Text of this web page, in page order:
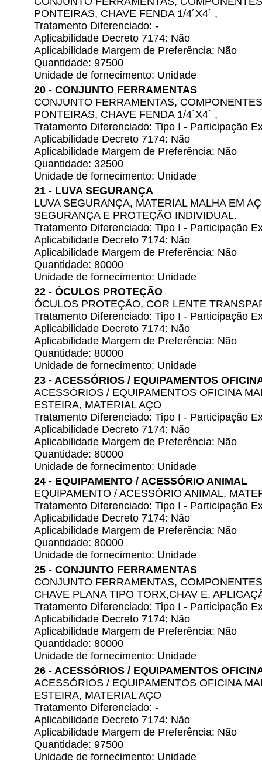
PONTEIRAS, CHAVE FENDA 1/4´X4´ ,
Tratamento Diferenciado: -
Aplicabilidade Decreto 7174: Não
Aplicabilidade Margem de Preferência: Não
Quantidade: 97500
Unidade de fornecimento: Unidade
20 - CONJUNTO FERRAMENTAS
CONJUNTO FERRAMENTAS,
PONTEIRAS, CHAVE FENDA 1/4´X4´ ,
Tratamento Diferenciado: Tipo I - Participação
Aplicabilidade Decreto 7174: Não
Aplicabilidade Margem de Preferência: Não
Quantidade: 32500
Unidade de fornecimento: Unidade
21 - LUVA SEGURANÇA
LUVA SEGURANÇA, MATERIAL MALHA EM
SEGURANÇA E PROTEÇÃO INDIVIDUAL.
Tratamento Diferenciado: Tipo I - Participação
Aplicabilidade Decreto 7174: Não
Aplicabilidade Margem de Preferência: Não
Quantidade: 80000
Unidade de fornecimento: Unidade
22 - ÓCULOS PROTEÇÃO
ÓCULOS PROTEÇÃO, COR LENTE
Tratamento Diferenciado: Tipo I - Participação
Aplicabilidade Decreto 7174: Não
Aplicabilidade Margem de Preferência: Não
Quantidade: 80000
Unidade de fornecimento: Unidade
23 - ACESSÓRIOS / EQUIPAMENTOS
ACESSÓRIOS / EQUIPAMENTOS OFICINA
ESTEIRA, MATERIAL AÇO
Tratamento Diferenciado: Tipo I - Participação
Aplicabilidade Decreto 7174: Não
Aplicabilidade Margem de Preferência: Não
Quantidade: 80000
Unidade de fornecimento: Unidade
24 - EQUIPAMENTO / ACESSÓRIO ANIMAL
EQUIPAMENTO / ACESSÓRIO ANIMAL,
Tratamento Diferenciado: Tipo I - Participação
Aplicabilidade Decreto 7174: Não
Aplicabilidade Margem de Preferência: Não
Quantidade: 80000
Unidade de fornecimento: Unidade
25 - CONJUNTO FERRAMENTAS
CONJUNTO FERRAMENTAS,
CHAVE PLANA TIPO TORX,CHAV E,
Tratamento Diferenciado: Tipo I - Participação
Aplicabilidade Decreto 7174: Não
Aplicabilidade Margem de Preferência: Não
Quantidade: 80000
Unidade de fornecimento: Unidade
26 - ACESSÓRIOS / EQUIPAMENTOS
ACESSÓRIOS / EQUIPAMENTOS OFICINA
ESTEIRA, MATERIAL AÇO
Tratamento Diferenciado: -
Aplicabilidade Decreto 7174: Não
Aplicabilidade Margem de Preferência: Não
Quantidade: 97500
Unidade de fornecimento: Unidade